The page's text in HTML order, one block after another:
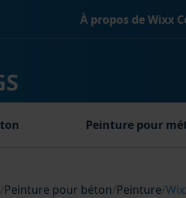
À propos de Wixx
Peinture pour
/Peinture pour béton/Peinture/